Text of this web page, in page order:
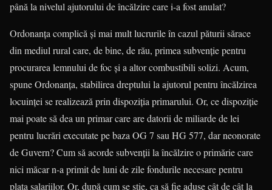
până la nivelul ajutorului de încălzire care i-a fost anulat?
Ordonanţa complică şi mai mult lucrurile în cazul păturii sărace
din mediul rural care, de bine, de rău, primea subvenţie pentru
procurarea lemnului de foc şi a altor combustibili solizi. Acum,
spune Ordonanţa, stabilirea dreptului la ajutorul pentru încălzirea
locuinţei se realizează prin dispoziţia primarului. Or, ce dispoziţie
mai poate să dea un primar care are datorii de miliarde de lei
pentru lucrări executate pe baza OG 7 sau HG 577, dar neonorate
de Guvern? Cum să acorde subvenţii la încălzire o primărie care
nici măcar n-a primit de luni de zile fondurile necesare pentru
plata salariilor. Or, după cum se ştie, ca să fie aduse cât de cât la